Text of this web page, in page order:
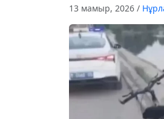
13 мамыр, 2026 /